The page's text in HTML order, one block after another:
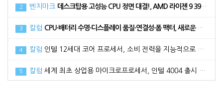
2 벤치마크 데스크탑용 고성능 CPU 정면 대결!, AMD 라이젠 9 3900XT vs 인텔 코어 i9 10900K
3 칼럼 CPU·배터리 수명·디스플레이 품질·연결성·폼 팩터, 새로운 노트북 구매 시 고려해야 할 5가지 요소
4 칼럼 인텔 12세대 코어 프로세서, 소비 전력을 지능적으로 활용하는 방법
5 칼럼 세계 최초 상업용 마이크로프로세서, 인텔 4004 출시 50주년